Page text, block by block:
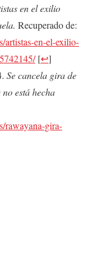
en el exilio
Recuperado de:
artistas-en-el-exilio-
[↩]
Se cancela gira de
está hecha
rawayana-gira-